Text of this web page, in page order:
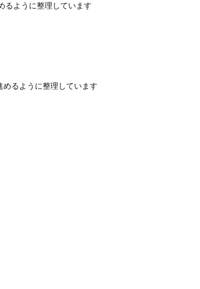
るように整理しています
るように整理しています